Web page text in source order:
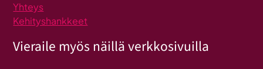
Yhteys
Kehityshankkeet
Vieraile myös näillä verkkosivuilla